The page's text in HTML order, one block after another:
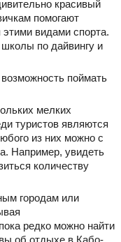
красивый
помогают
видами спорта.
по дайвингу и
поймать
мелких
туристов являются
из них можно с
Например, увидеть
количеству
городам или
редко можно найти
об отдыхе в Кабо-